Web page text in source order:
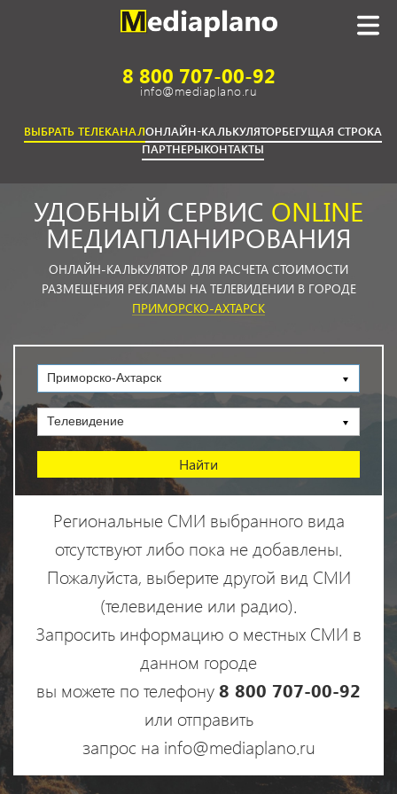
8 800 707-00-92
info@mediaplano.ru
УДОБНЫЙ СЕРВИС ONLINE
МЕДИАПЛАНИРОВАНИЯ
ОНЛАЙН-КАЛЬКУЛЯТОР ДЛЯ РАСЧЕТА СТОИМОСТИ
РАЗМЕЩЕНИЯ РЕКЛАМЫ НА ТЕЛЕВИДЕНИИ В ГОРОДЕ
ПРИМОРСКО-АХТАРСК
Приморско-Ахтарск
Телевидение
Региональные СМИ выбранного вида
отсутствуют либо пока не добавлены.
Пожалуйста, выберите другой вид СМИ
(телевидение или радио).
Запросить информацию о местных СМИ в
данном городе
вы можете по телефону8 800 707-00-92
или отправить
запрос на info@mediaplano.ru
ВЫБРАТЬ ТЕЛЕКАНАЛОНЛАЙН-КАЛЬКУЛЯТОРБЕГУЩАЯ СТРОКА
ПАРТНЕРЫКОНТАКТЫ